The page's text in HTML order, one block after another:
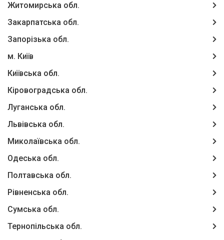
Житомирська обл.
Закарпатська обл.
Запорізька обл.
м. Київ
Київська обл.
Кіровоградська обл.
Луганська обл.
Львівська обл.
Миколаївська обл.
Одеська обл.
Полтавська обл.
Рівненська обл.
Сумська обл.
Тернопільська обл.